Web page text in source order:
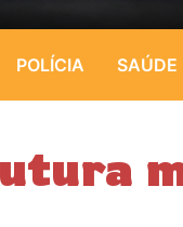
POLÍCIA SAÚDE